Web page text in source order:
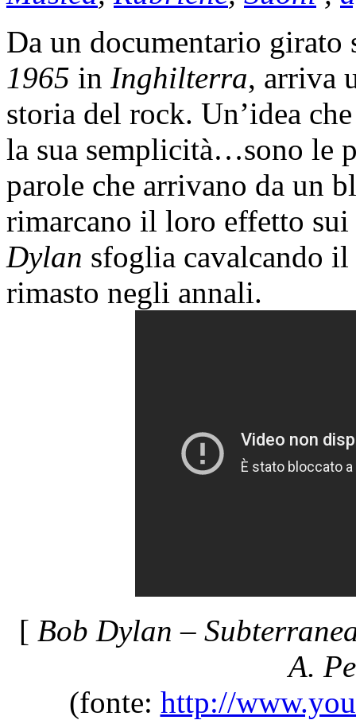
Da un documentario
1965 in Inghilterra, arriva
storia del rock. Un’idea
la sua semplicità…sono le
parole che arrivano da un
rimarcano il loro effetto
Dylan sfoglia cavalcando
rimasto negli annali.
[ Bob Dylan –
A.
(fonte: http://